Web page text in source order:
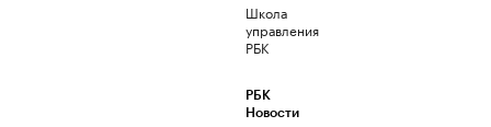
Школа
управления
РБК
РБК
Новости